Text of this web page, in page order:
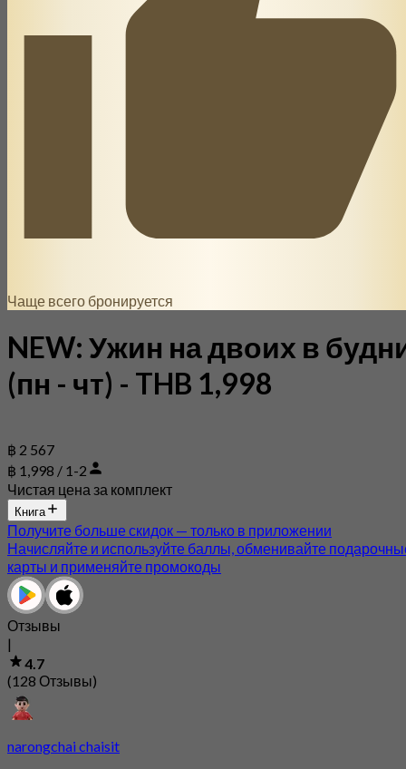
Чаще всего бронируется
NEW: Ужин на двоих в
(пн - чт) - THB 1,998
฿ 2 567
฿ 1,998 / 1-2
Чистая цена за комплект
Книга
Получите больше скидок — только в приложении
Начисляйте и используйте баллы, обменивайте
карты и применяйте промокоды
Отзывы
|
4.7
(128 Отзывы)
narongchai chaisit